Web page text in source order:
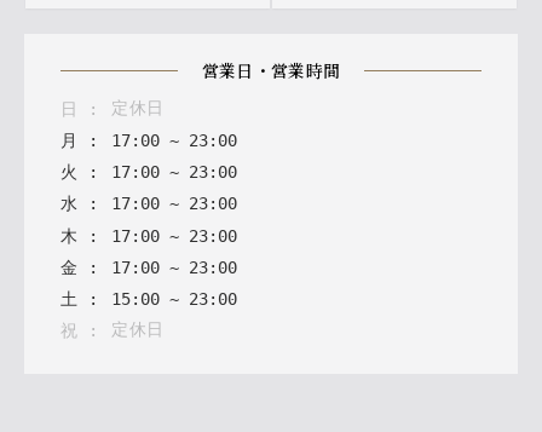
営業日・営業時間
日 :
定休日
月
: 17: 00 ~ 23: 00
火
: 17: 00 ~ 23: 00
水 : 17: 00 ~ 23: 00
木 : 17: 00 ~ 23: 00
金 : 17: 00 ~ 23: 00
土 : 15: 00 ~ 23: 00
祝 : 定休日